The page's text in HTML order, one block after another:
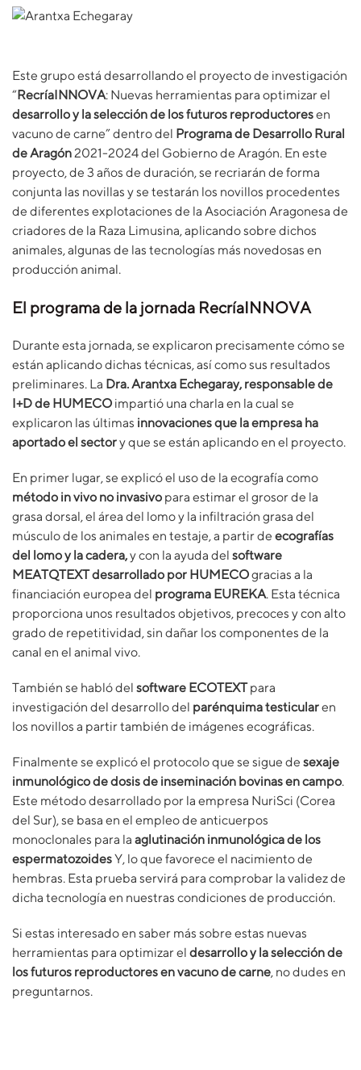
Este grupo está desarrollando el proyecto de investigación
“RecríaINNOVA: Nuevas herramientas para optimizar el
desarrollo y la selección de los futuros reproductoresen
vacuno de carne” dentro del Programa de Desarrollo Rural
de Aragón2021-2024 del Gobierno de Aragón. En este
proyecto, de 3 años de duración, se recriarán de forma
conjunta las novillas y se testarán los novillos procedentes
de diferentes explotaciones de la Asociación Aragonesa de
criadores de la Raza Limusina, aplicando sobre dichos
animales, algunas de las tecnologías más novedosas en
producción animal.
El programa de la jornada RecríaINNOVA
Durante esta jornada, se explicaron precisamente cómo se
están aplicando dichas técnicas, así como sus resultados
preliminares. La Dra. Arantxa Echegaray, responsable de
I+D de HUMECO impartió una charla en la cual se
explicaron las últimas innovaciones que la empresa ha
aportado el sectory que se están aplicando en el proyecto.
En primer lugar, se explicó el uso de la ecografía como
método in vivo no invasivo para estimar el grosor de la
grasa dorsal, el área del lomo y la infiltración grasa del
músculo de los animales en testaje, a partir de ecografías
del lomo y la cadera,y con la ayuda del software
MEATQTEXTdesarrollado por HUMECOgracias a la
financiación europea del programa EUREKA. Esta técnica
proporciona unos resultados objetivos, precoces y con alto
grado de repetitividad, sin dañar los componentes de la
canal en el animal vivo.
También se habló del software ECOTEXTpara
investigación del desarrollo del parénquima testicularen
los novillos a partir también de imágenes ecográficas.
Finalmente se explicó el protocolo que se sigue de sexaje
inmunológico de dosis de inseminación bovinas en campo.
Este método desarrollado por la empresa NuriSci (Corea
del Sur), se basa en el empleo de anticuerpos
monoclonales para la aglutinación inmunológica de los
espermatozoidesY, lo que favorece el nacimiento de
hembras. Esta prueba servirá para comprobar la validez de
dicha tecnología en nuestras condiciones de producción.
Si estas interesado en saber más sobre estas nuevas
herramientas para optimizar el desarrollo y la selección de
los futuros reproductores en vacuno de carne, no dudes en
preguntarnos.